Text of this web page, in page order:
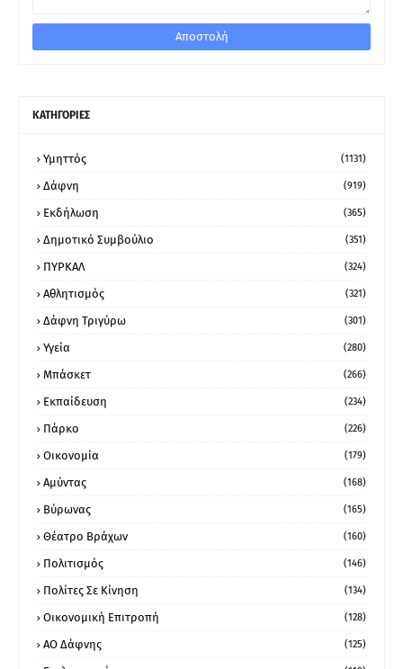
ΚΑΤΗΓΟΡΙΕΣ
Υμηττός (1131)
Δάφνη (919)
Εκδήλωση (365)
Δημοτικό Συμβούλιο (351)
ΠΥΡΚΑΛ (324)
Αθλητισμός (321)
Δάφνη Τριγύρω (301)
Υγεία (280)
Μπάσκετ (266)
Εκπαίδευση (234)
Πάρκο (226)
Οικονομία (179)
Αμύντας (168)
Βύρωνας (165)
Θέατρο Βράχων (160)
Πολιτισμός (146)
Πολίτες Σε Κίνηση (134)
Οικονομική Επιτροπή (128)
ΑΟ Δάφνης (125)